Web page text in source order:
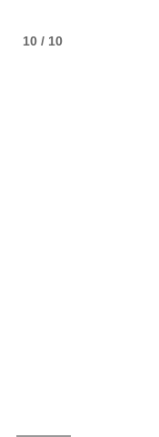
10 / 10